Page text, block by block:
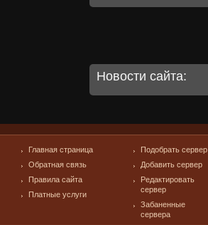
Новости сайта:
Главная страница
Обратная связь
Правила сайта
Платные услуги
Подобрать сервер
Добавить сервер
Редактировать
сервер
Забаненные
сервера